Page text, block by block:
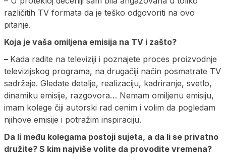
različitih TV formata da je teško odgovoriti na ovo
pitanje.
Koja je vaša omiljena emisija na TV i zašto?
– Kada radite na televiziji i poznajete proces proizvodnje
televizijskog programa, na drugačiji način posmatrate TV
sadržaje. Gledate detalje, realizaciju, kadriranje, svetlo,
dinamiku emisije, razgovora… Nemam omiljenu emisiju,
imam kolege čiji autorski rad cenim i volim da pogledam
njihove emisije i potražim inspiraciju.
Da li među kolegama postoji sujeta, a da li se privatno
družite? S kim najviše volite da provodite vremena?